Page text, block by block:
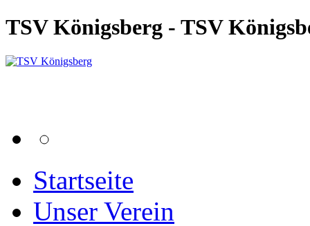
TSV Königsberg - TSV
Startseite
Unser Verein